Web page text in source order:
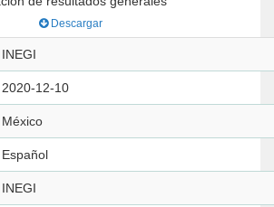
Descargar
INEGI
2020-12-10
México
Español
INEGI